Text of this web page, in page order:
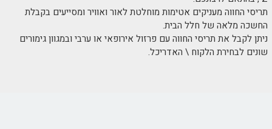
תריסי החווה מעניקים אטימות מוחלטת לאור ואוויר ומסייעים בקבלת
החשכה מלאה של חלל הבית.
ניתן לקבל את תריסי החווה עם פרזול אירופאי או ערבי ובמגוון גימורים
שונים לבחירת הלקוח \ האדריכל.